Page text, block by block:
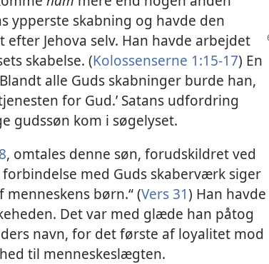
ypperste skabning og havde den
efter Jehova selv. Han havde arbejdet
skabelse. (Kolossenserne 1:15-17) En
alle Guds skabninger burde han,
for Gud.’ Satans udfordring
gudssøn kom i søgelyset.
, omtales denne søn, forudskildret ved
forbindelse med Guds skaberværk siger
børn.“ (Vers 31) Han havde
Det var med glæde han påtog
navn, for det første af loyalitet mod
til menneskeslægten.